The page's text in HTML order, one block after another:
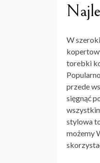
W
torebki
przede
sięgnąć
stylowa
możemy